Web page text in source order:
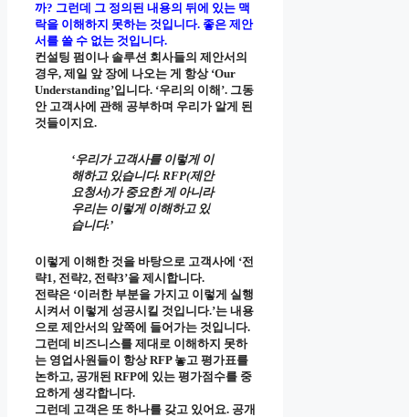
까? 그런데 그 정의된 내용의 뒤에 있는 맥
락을 이해하지 못하는 것입니다. 좋은 제안
서를 쓸 수 없는 것입니다.
컨설팅 펌이나 솔루션 회사들의 제안서의
경우, 제일 앞 장에 나오는 게 항상 ‘Our
Understanding’입니다. ‘우리의 이해’. 그동
안 고객사에 관해 공부하며 우리가 알게 된
것들이지요.
‘우리가 고객사를 이렇게 이
해하고 있습니다. RFP(제안
요청서)가 중요한 게 아니라
우리는 이렇게 이해하고 있
습니다.’
이렇게 이해한 것을 바탕으로 고객사에 ‘전
략1, 전략2, 전략3’을 제시합니다.
전략은 ‘이러한 부분을 가지고 이렇게 실행
시켜서 이렇게 성공시킬 것입니다.’는 내용
으로 제안서의 앞쪽에 들어가는 것입니다.
그런데 비즈니스를 제대로 이해하지 못하
는 영업사원들이 항상 RFP 놓고 평가표를
논하고, 공개된 RFP에 있는 평가점수를 중
요하게 생각합니다.
그런데 고객은 또 하나를 갖고 있어요. 공개